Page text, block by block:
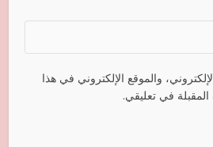
والموقع الإلكتروني في هذا
المقبلة في تعليقي.